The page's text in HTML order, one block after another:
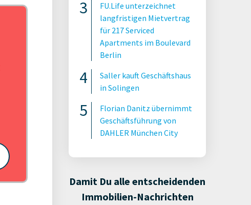
FU.Life unterzeichnet
langfristigen Mietvertrag
für 217 Serviced
Apartments im Boulevard
Berlin
Saller kauft Geschäftshaus
in Solingen
Florian Danitz übernimmt
Geschäftsführung von
DAHLER München City
Damit Du alle entscheidenden
Immobilien-Nachrichten